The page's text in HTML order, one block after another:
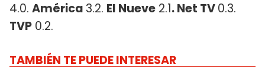
4.0. América 3.2. El Nueve 2.1. Net TV0.3.
TVP 0.2.
TAMBIÉN TE PUEDE INTERESAR